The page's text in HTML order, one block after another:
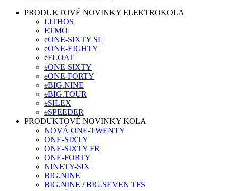
PRODUKTOVÉ NOVINKY ELEKTROKOLA
LITHOS
ETMO
eONE-SIXTY SL
eONE-EIGHTY
eFLOAT
eONE-SIXTY
eONE-FORTY
eBIG.NINE
eBIG.TOUR
eSILEX
eSPEEDER
PRODUKTOVÉ NOVINKY KOLA
NOVÁ ONE-TWENTY
ONE-SIXTY
ONE-SIXTY FR
ONE-FORTY
NINETY-SIX
BIG.NINE
BIG.NINE / BIG.SEVEN TFS